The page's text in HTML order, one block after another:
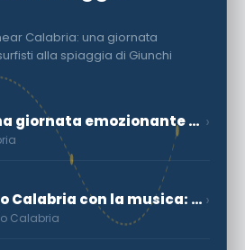
Calabria: una giornata
alla spiaggia di Giunchi
Calabria: una giornata emozionante come surfisti alla spiaggia di Giunchi ›
Visita Reggio Calabria con la musica: il MuStruMu
Calabria
›